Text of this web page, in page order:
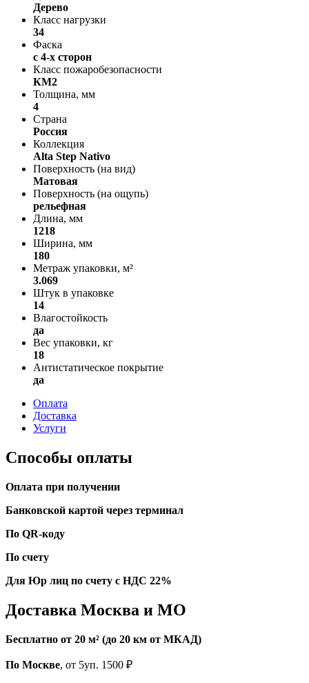
Дерево
Класс нагрузки
34
Фаска
с 4-х сторон
Класс пожаробезопасности
КМ2
Толщина, мм
4
Страна
Россия
Коллекция
Alta Step Nativo
Поверхность (на вид)
Матовая
Поверхность (на ощупь)
рельефная
Длина, мм
1218
Ширина, мм
180
Метраж упаковки, м²
3.069
Штук в упаковке
14
Влагостойкость
да
Вес упаковки, кг
18
Антистатическое покрытие
да
Оплата
Доставка
Услуги
Способы оплаты
Оплата при получении
Банковской картой через терминал
По QR-коду
По счету
Для Юр лиц по счету с НДС 22%
Доставка Москва и МО
Бесплатно от 20 м² (до 20 км от МКАД)
По Москве, от 5уп. 1500 ₽